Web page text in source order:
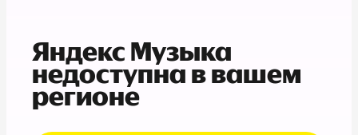
Яндекс Музыка
недоступна в вашем
регионе